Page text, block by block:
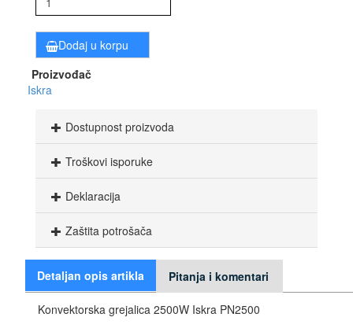
Dodaj u korpu
Proizvođač
Iskra
Dostupnost proizvoda
Troškovi isporuke
Deklaracija
Zaštita potrošača
Detaljan opis artikla Pitanja i komentari
Konvektorska grejalica 2500W Iskra PN2500